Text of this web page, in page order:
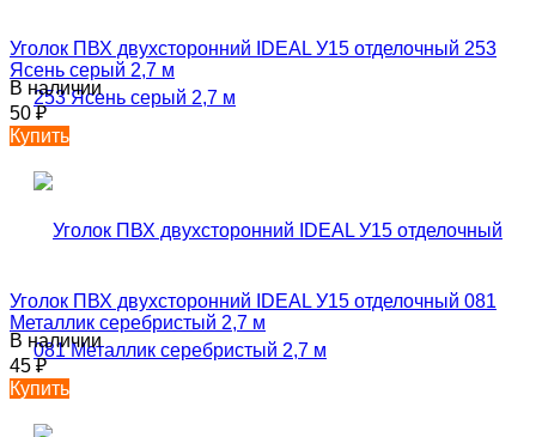
Уголок ПВХ двухсторонний IDEAL У15 отделочный 253
Ясень серый 2,7 м
В наличии
50₽
Купить
Уголок ПВХ двухсторонний IDEAL У15 отделочный 081
Металлик серебристый 2,7 м
В наличии
45₽
Купить